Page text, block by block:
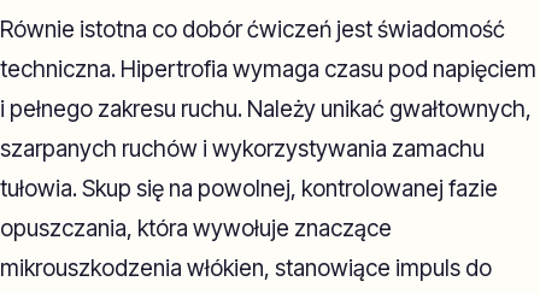
Równie istotna co dobór ćwiczeń jest świadomość
techniczna. Hipertrofia wymaga czasu pod napięciem
i pełnego zakresu ruchu. Należy unikać gwałtownych,
szarpanych ruchów i wykorzystywania zamachu
tułowia. Skup się na powolnej, kontrolowanej fazie
opuszczania, która wywołuje znaczące
mikrouszkodzenia włókien, stanowiące impuls do